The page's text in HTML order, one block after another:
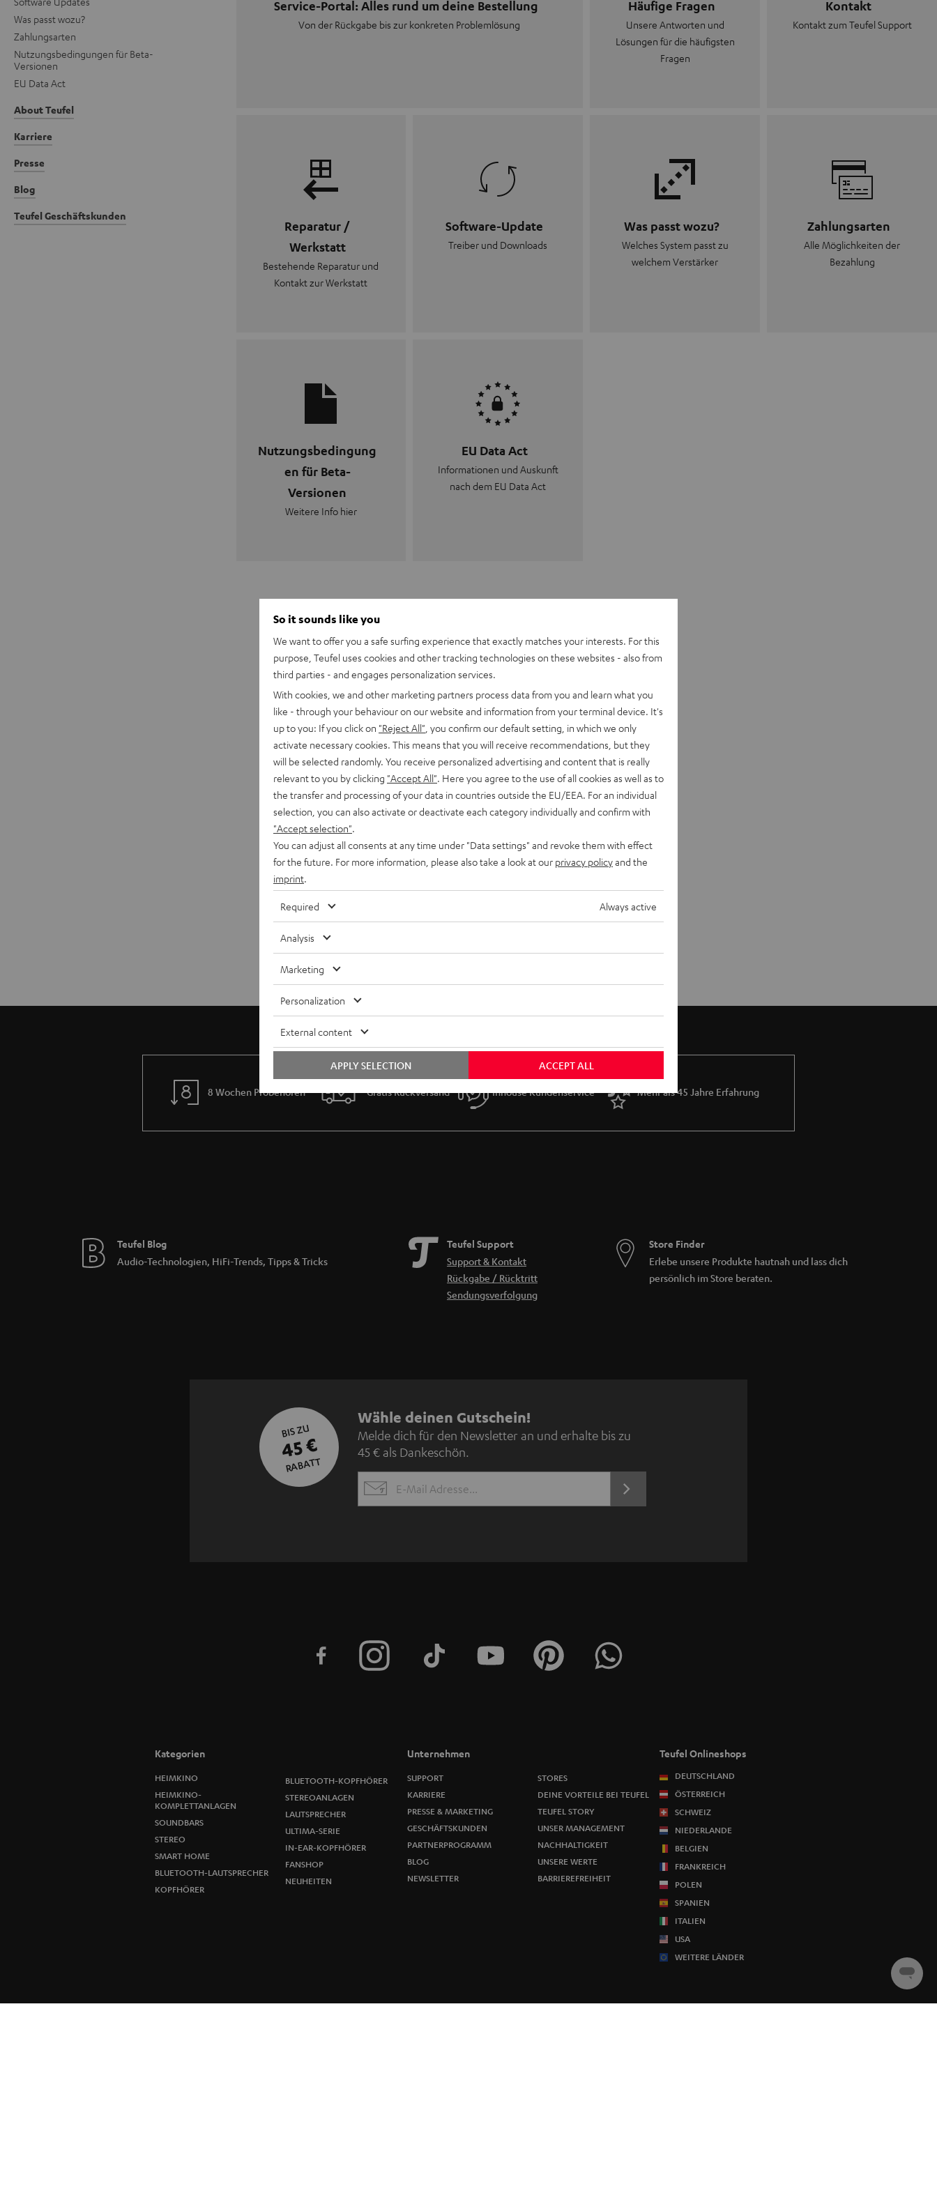
Was passt wozu?
Zahlungsarten
Nutzungsbedingungen für Beta-
Versionen
EU Data Act
About Teufel
Karriere
Presse
Blog
Teufel Geschäftskunden
Service-Portal: Alles rund um deine Bestellung
Von der Rückgabe bis zur konkreten Problemlösung
Häufige Fragen
Unsere Antworten und
Lösungen für die häufigsten
Fragen
Kontakt
Kontakt zum Teufel Support
Reparatur /
Werkstatt
Bestehende Reparatur und
Kontakt zur Werkstatt
Software-Update
Treiber und Downloads
Was passt wozu?
Welches System passt zu
welchem Verstärker
Zahlungsarten
Alle Möglichkeiten der
Bezahlung
Nutzungsbedingung
en für Beta-
Versionen
Weitere Info hier
EU Data Act
Informationen und Auskunft
nach dem EU Data Act
8 Wochen Probehören Gratis Rückversand Inhouse Kundenservice Mehr als 45 Jahre Erfahrung
Teufel Blog
Audio-Technologien, HiFi-Trends, Tipps & Tricks
Teufel Support
Support & Kontakt
Rückgabe / Rücktritt
Sendungsverfolgung
Store Finder
Erlebe unsere Produkte hautnah und lass dich
persönlich im Store beraten.
BIS ZU
45 €
RABATT
N
e
w
s
e
r
e
d
Wähle deinen Gutschein!
Melde dich für den Newsletter an und erhalte bis zu
45 € als Dankeschön.
EMAIL
JETZT
ANMELDEN
Kategorien
HEIMKINO
HEIMKINO-
KOMPLETTANLAGEN
SOUNDBARS
STEREO
SMART HOME
BLUETOOTH-LAUTSPRECHER
KOPFHÖRER
BLUETOOTH-KOPFHÖRER
STEREOANLAGEN
LAUTSPRECHER
ULTIMA-SERIE
IN-EAR-KOPFHÖRER
FANSHOP
NEUHEITEN
Unternehmen
SUPPORT
KARRIERE
PRESSE & MARKETING
GESCHÄFTSKUNDEN
PARTNERPROGRAMM
BLOG
NEWSLETTER
STORES
DEINE VORTEILE BEI TEUFEL
TEUFEL STORY
UNSER MANAGEMENT
NACHHALTIGKEIT
UNSERE WERTE
BARRIEREFREIHEIT
Teufel Onlineshops
DEUTSCHLAND
ÖSTERREICH
SCHWEIZ
NIEDERLANDE
BELGIEN
FRANKREICH
POLEN
SPANIEN
ITALIEN
USA
WEITERE LÄNDER
Chat
starten
So it sounds like you
We want to offer you a safe surfing experience that exactly matches your interests. For this
purpose, Teufel uses cookies and other tracking technologies on these websites - also from
third parties - and engages personalization services.
With cookies, we and other marketing partners process data from you and learn what you
like - through your behaviour on our website and information from your terminal device. It's
up to you: If you click on "Reject All" , you confirm our default setting, in which we only
activate necessary cookies. This means that you will receive recommendations, but they
will be selected randomly. You receive personalized advertising and content that is really
relevant to you by clicking "Accept All" . Here you agree to the use of all cookies as well as to
the transfer and processing of your data in countries outside the EU/EEA. For an individual
selection, you can also activate or deactivate each category individually and confirm with
"Accept selection"
You can adjust all consents at any time under "Data settings" and revoke them with effect
for the future. For more information, please also take a look at our privacy policyand the
imprint
Required Always active
Analysis
Marketing
Personalization
External content
ACCEPT ALL
APPLY SELECTION